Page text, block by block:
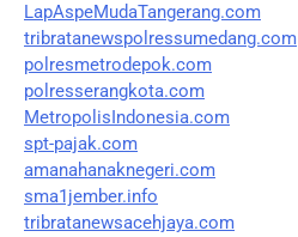
LapAspeMudaTangerang.com
tribratanewspolressumedang.com
polresmetrodepok.com
polresserangkota.com
MetropolisIndonesia.com
spt-pajak.com
amanahanaknegeri.com
sma1jember.info
tribratanewsacehjaya.com